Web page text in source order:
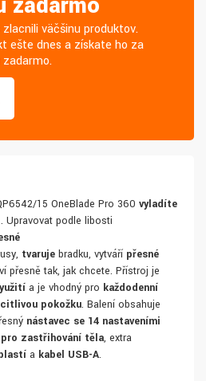
zadarmo
väčšinu produktov.
ešte dnes a získate ho za
15 OneBlade Pro 360 vyladíte
. Upravovat podle libosti
tvaruje bradku, vytváří přesné
přesně tak, jak chcete. Přístroj je
a je vhodný pro každodenní
citlivou pokožku. Balení obsahuje
nástavec se 14 nastaveními
zastřihování těla, extra
a kabel USB-A.